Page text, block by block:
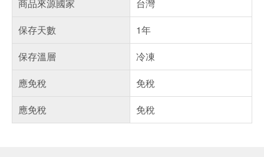
商品來源國家
台灣
保存天數
1年
保存溫層
冷凍
應免稅
免稅
應免稅
免稅